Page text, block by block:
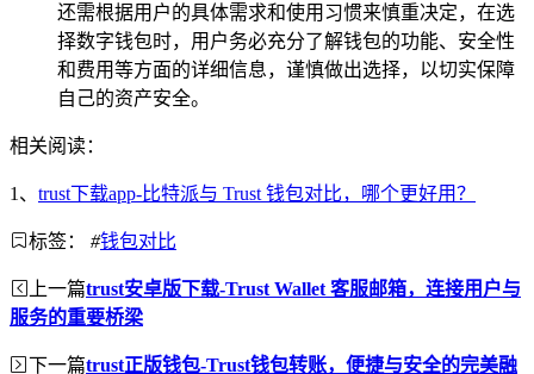
还需根据用户的具体需求和使用习惯来慎重决定，在选
择数字钱包时，用户务必充分了解钱包的功能、安全性
和费用等方面的详细信息，谨慎做出选择，以切实保障
自己的资产安全。
相关阅读：
1、 trust下载app-比特派与 Trust 钱包对比，哪个更好用？
标签： #钱包对比
上一篇trust安卓版下载-Trust Wallet 客服邮箱，连接用户与
服务的重要桥梁
下一篇trust正版钱包-Trust钱包转账，便捷与安全的完美融